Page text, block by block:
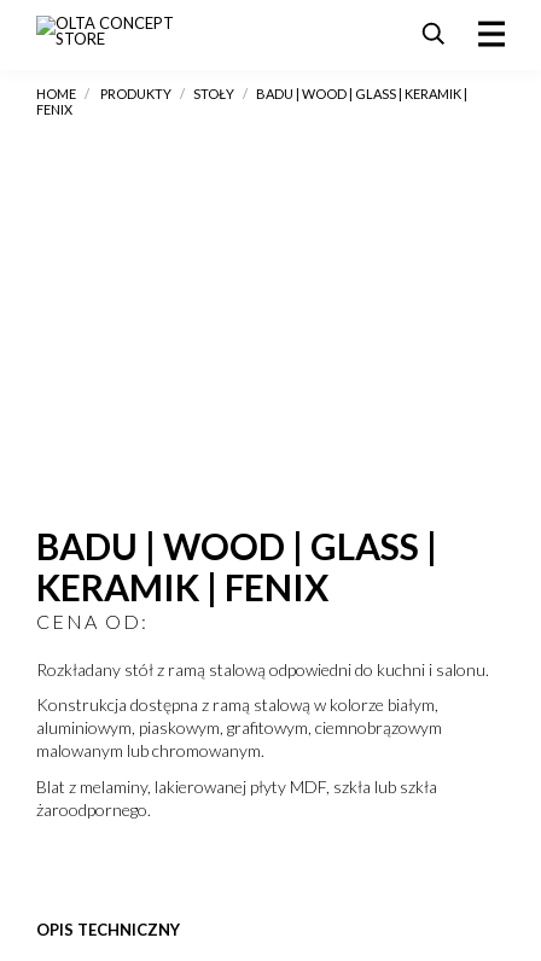
PRODUKTY
HOME / PRODUKTY / STOŁY / BADU | WOOD | GLASS | KERAMIK |
FENIX
BADU | WOOD | GLASS |
KERAMIK | FENIX
CENA OD:
Rozkładany stół z ramą stalową odpowiedni do kuchni i salonu.
Konstrukcja dostępna z ramą stalową w kolorze białym,
aluminiowym, piaskowym, grafitowym, ciemnobrązowym
malowanym lub chromowanym.
Blat z melaminy, lakierowanej płyty MDF, szkła lub szkła
żaroodpornego.
OPIS TECHNICZNY